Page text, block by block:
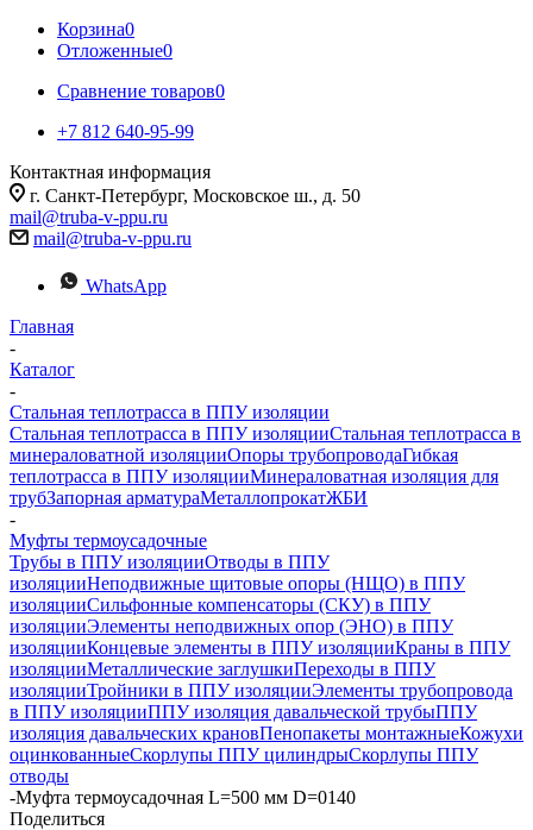
Корзина0
Отложенные0
Сравнение товаров0
+7 812 640-95-99
Контактная информация
г. Санкт-Петербург, Московское ш., д. 50
mail@truba-v-ppu.ru
mail@truba-v-ppu.ru
WhatsApp
Главная
-
Каталог
-
Стальная теплотрасса в ППУ изоляции
Стальная теплотрасса в ППУ изоляцииСтальная теплотрасса в
минераловатной изоляцииОпоры трубопроводаГибкая
теплотрасса в ППУ изоляцииМинераловатная изоляция для
трубЗапорная арматураМеталлопрокатЖБИ
-
Муфты термоусадочные
Трубы в ППУ изоляцииОтводы в ППУ
изоляцииНеподвижные щитовые опоры (НЩО) в ППУ
изоляцииCильфонные компенсаторы (СКУ) в ППУ
изоляцииЭлементы неподвижных опор (ЭНО) в ППУ
изоляцииКонцевые элементы в ППУ изоляцииКраны в ППУ
изоляцииМеталлические заглушкиПереходы в ППУ
изоляцииТройники в ППУ изоляцииЭлементы трубопровода
в ППУ изоляцииППУ изоляция давальческой трубыППУ
изоляция давальческих крановПенопакеты монтажныеКожухи
оцинкованныеСкорлупы ППУ цилиндрыСкорлупы ППУ
отводы
-Муфта термоусадочная L=500 мм D=0140
Поделиться